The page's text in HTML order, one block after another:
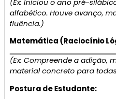
alfabético. Houve avanço,
fluência.)
Matemática (Raciocínio
(Ex: Compreende a adição,
material concreto para
Postura de Estudante: